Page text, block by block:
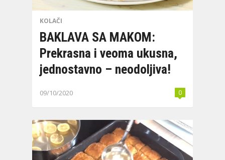
KOLAČI
BAKLAVA SA MAKOM:
Prekrasna i veoma ukusna,
jednostavno – neodoljiva!
09/10/2020 0